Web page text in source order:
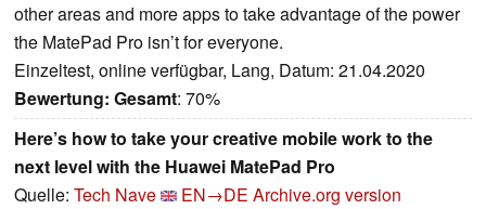
other areas and more apps to take advantage of the power
the MatePad Pro isn’t for everyone.
Einzeltest, online verfügbar, Lang, Datum: 21.04.2020
Bewertung: Gesamt: 70%
Here’s how to take your creative mobile work to the
next level with the Huawei MatePad Pro
Quelle: Tech Nave EN→DE Archive.org version